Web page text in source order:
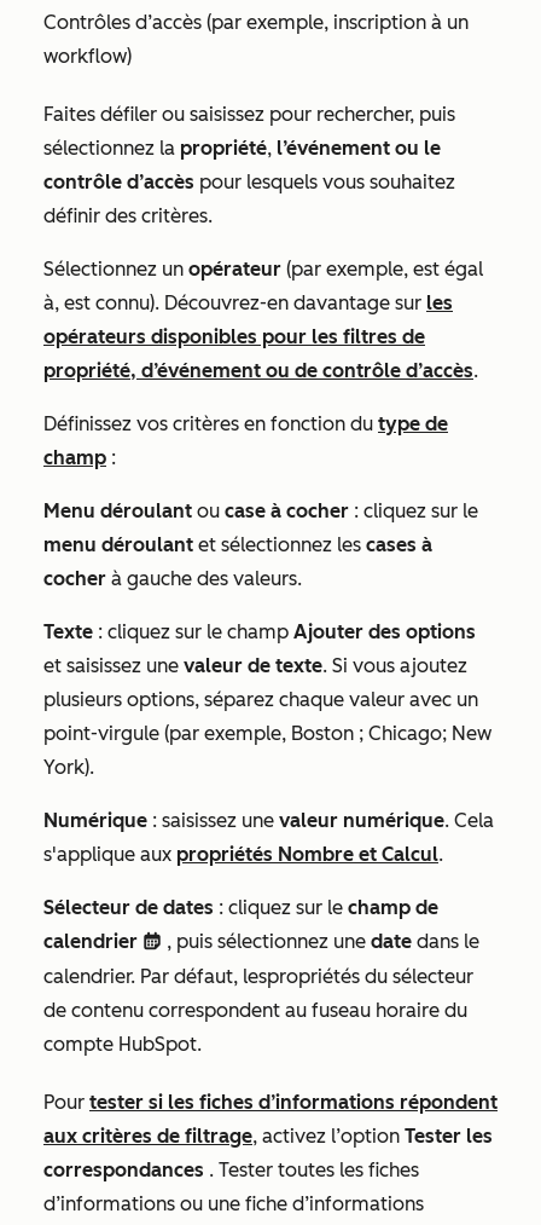
Contrôles d’accès (par exemple, inscription à un
workflow)
Faites défiler ou saisissez pour rechercher, puis
sélectionnez la propriété, l’événement ou le
contrôle d’accès pour lesquels vous souhaitez
définir des critères.
Sélectionnez un opérateur (par exemple, est égal
à, est connu). Découvrez-en davantage sur les
opérateurs disponibles pour les filtres de
propriété, d’événement ou de contrôle d’accès.
Définissez vos critères en fonction du type de
champ :
Menu déroulant ou case à cocher : cliquez sur le
menu déroulant et sélectionnez les cases à
cocher à gauche des valeurs.
Texte : cliquez sur le champ Ajouter des options
et saisissez une valeur de texte. Si vous ajoutez
plusieurs options, séparez chaque valeur avec un
point-virgule (par exemple, Boston ; Chicago; New
York).
Numérique : saisissez une valeur numérique. Cela
s'applique aux propriétés Nombre et Calcul.
Sélecteur de dates : cliquez sur le champ de
calendrier date , puis sélectionnez une date dans le
calendrier. Par défaut, lespropriétés du sélecteur
de contenu correspondent au fuseau horaire du
compte HubSpot.
Pour tester si les fiches d’informations répondent
aux critères de filtrage, activez l’option Tester les
correspondances . Tester toutes les fiches
d’informations ou une fiche d’informations